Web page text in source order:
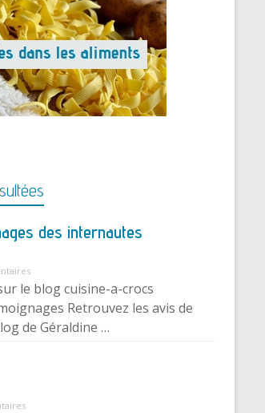
des internautes
le blog cuisine-a-crocs
Retrouvez les avis de
de Géraldine …